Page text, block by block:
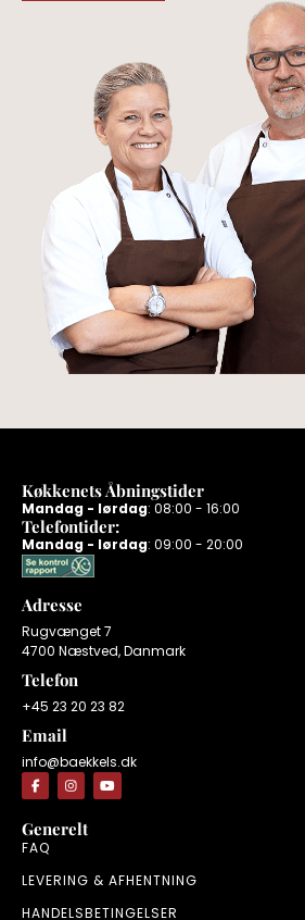
Køkkenets Åbningstider
Mandag - lørdag: 08:00 - 16:00
Telefontider:
Mandag - lørdag: 09:00 - 20:00
Adresse
Rugvænget 7
4700 Næstved, Danmark
Telefon
+45 23 20 23 82
Email
info@baekkels.dk
Generelt
FAQ
LEVERING & AFHENTNING
HANDELSBETINGELSER